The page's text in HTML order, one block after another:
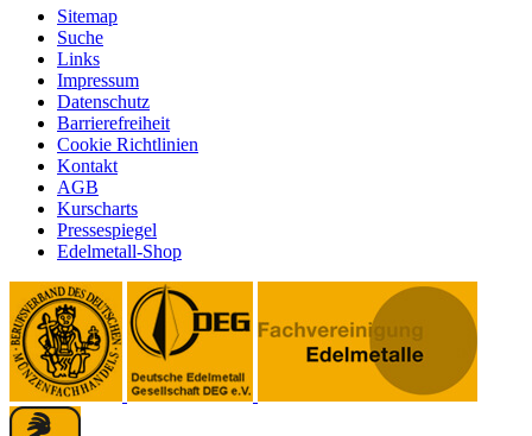
Sitemap
Suche
Links
Impressum
Datenschutz
Barrierefreiheit
Cookie Richtlinien
Kontakt
AGB
Kurscharts
Pressespiegel
Edelmetall-Shop